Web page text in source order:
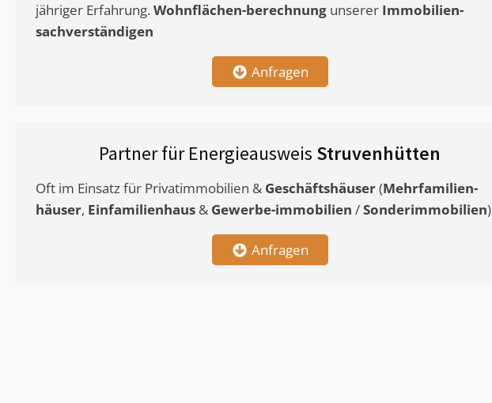
jähriger Erfahrung. Wohnflächen-berechnung unserer Immobilien-
sachverständigen
Anfragen
Partner für Energieausweis Struvenhütten
Oft im Einsatz für Privatimmobilien & Geschäftshäuser(Mehrfamilien-
häuser, Einfamilienhaus & Gewerbe-immobilien /Sonderimmobilien)
Anfragen